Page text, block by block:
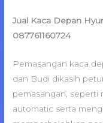
Jual Kaca Depan
087761160724
Pemasangan kaca
dan Budi dikasih
pemasangan, seperti
automatic serta